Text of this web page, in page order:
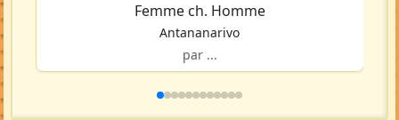
Femme ch. Homme
Antananarivo
par ...